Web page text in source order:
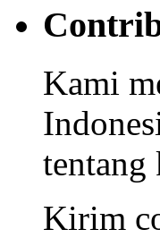
Kami
tentang
Kirim